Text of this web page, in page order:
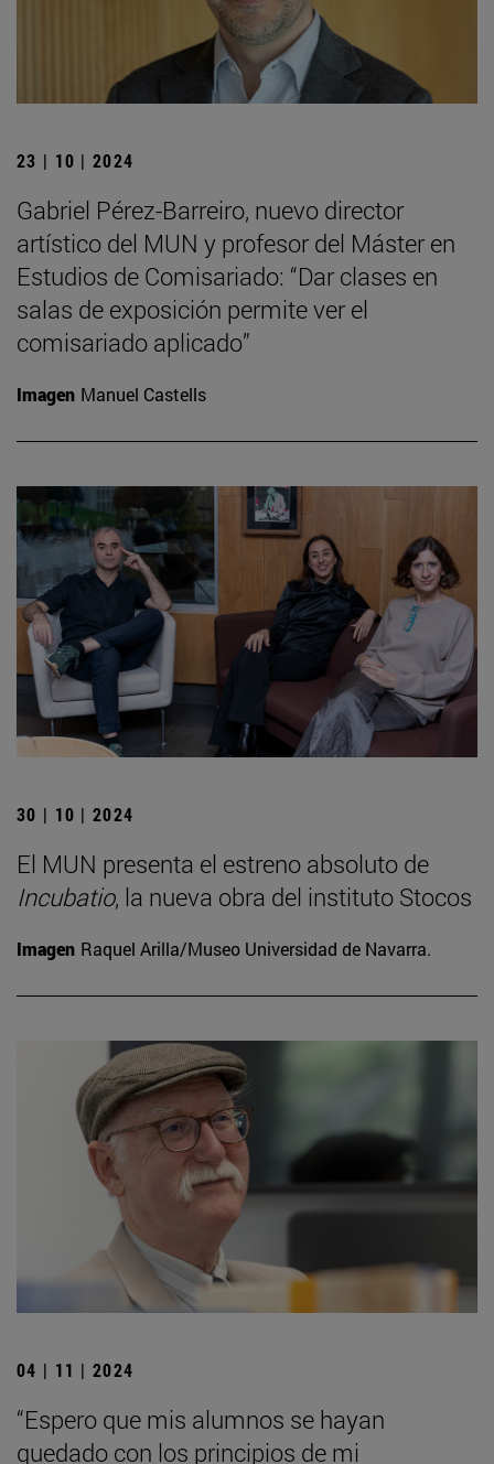
23 | 10 | 2024
Gabriel Pérez-Barreiro, nuevo director
artístico del MUN y profesor del Máster en
Estudios de Comisariado: “Dar clases en
salas de exposición permite ver el
comisariado aplicado”
Imagen Manuel Castells
30 | 10 | 2024
El MUN presenta el estreno absoluto de
Incubatio, la nueva obra del instituto Stocos
Imagen Raquel Arilla/Museo Universidad de Navarra.
04 | 11 | 2024
“Espero que mis alumnos se hayan
quedado con los principios de mi